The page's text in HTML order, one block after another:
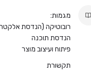
מגמות:
רובוטיקה (הנדסת
הנדסת תוכנה
פיתוח ועיצוב מוצר
תקשורת